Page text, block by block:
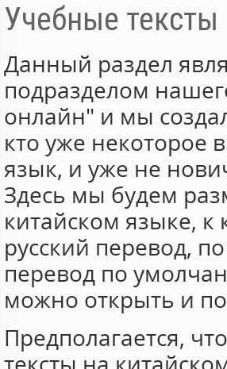
Учебные тексты
Данный раздел
подразделом
онлайн" и мы
кто уже некоторое
язык, и уже не
Здесь мы будем
китайском языке, к
русский перевод,
перевод по
можно открыть и
Предполагается,